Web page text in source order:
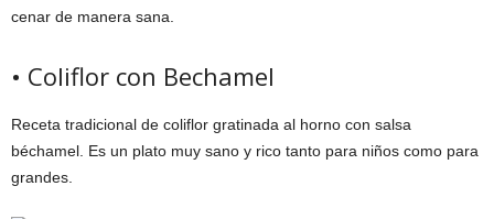
cenar de manera sana.
• Coliflor con Bechamel
Receta tradicional de coliflor gratinada al horno con salsa
béchamel. Es un plato muy sano y rico tanto para niños como para
grandes.